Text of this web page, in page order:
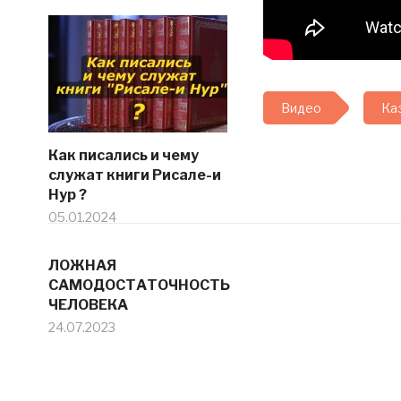
Как писались и чему
служат книги Рисале-и
Нур ?
05.01.2024
ЛОЖНАЯ
САМОДОСТАТОЧНОСТЬ
ЧЕЛОВЕКА
24.07.2023
Видео